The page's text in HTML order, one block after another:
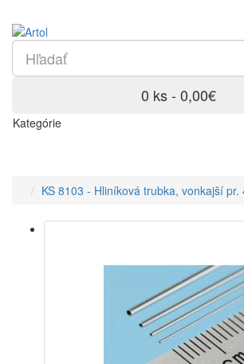
0 ks - 0,00€
Kategórie
KS 8103 - Hliníková trubka, vonkajší pr.